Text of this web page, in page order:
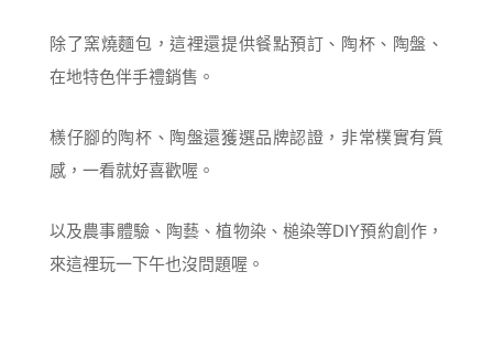
除了窯燒麵包，這裡還提供餐點預訂、陶杯、陶盤、
在地特色伴手禮銷售。
檨仔腳的陶杯、陶盤還獲選品牌認證，非常樸實有質
感，一看就好喜歡喔。
以及農事體驗、陶藝、植物染、槌染等DIY預約創作，
來這裡玩一下午也沒問題喔。